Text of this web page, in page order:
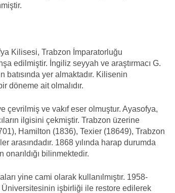
Kilisesi, Trabzon İmparatorluğu
edilmiştir. İngiliz seyyah ve araştırmacı G.
yer almaktadır. Kilisenin
döneme ait olmalıdır.
çevrilmiş ve vakıf eser olmuştur. Ayasofya,
ilgisini çekmiştir. Trabzon üzerine
Hamilton (1836), Texier (18649), Trabzon
arasındadır. 1868 yılında harap durumda
bilinmektedir.
yine cami olarak kullanılmıştır. 1958-
Üniversitesinin işbirliği ile restore edilerek